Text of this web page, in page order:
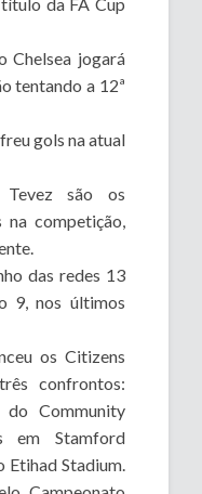
Chelsea jogará
tentando a 12ª
gols na atual
são os
competição,
das redes 13
9, nos últimos
os Citizens
confrontos:
Community
em Stamford
Stadium.